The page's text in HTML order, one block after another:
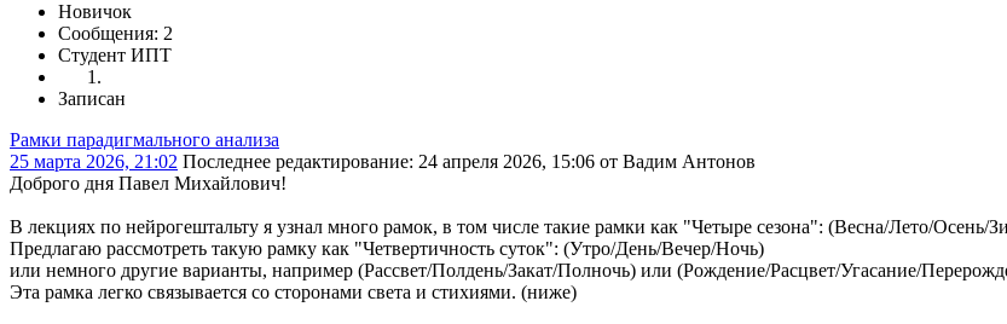
Новичок
Сообщения: 2
Студент ИПТ
Записан
Рамки парадигмального анализа
25 марта 2026, 21:02 Последнее редактирование: 24 апреля 2026, 15:06 от Вадим Антонов
Доброго дня Павел Михайлович!
В лекциях по нейрогештальту я узнал много рамок, в том числе такие рамки как "Четыре сезона": (Весна/Лето/
Предлагаю рассмотреть такую рамку как "Четвертичность суток": (Утро/День/Вечер/Ночь)
или немного другие варианты, например (Рассвет/Полдень/Закат/Полночь) или (Рождение/Расцвет/Угасание/
Эта рамка легко связывается со сторонами света и стихиями. (ниже)